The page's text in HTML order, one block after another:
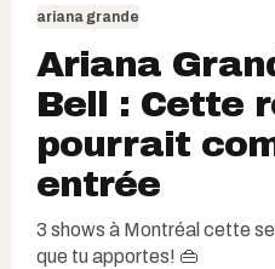
ariana grande
Ariana
Bell : Cette
pourrait
entrée
3 shows à Montréal cette
que tu apportes! 👜